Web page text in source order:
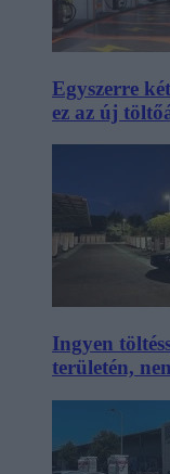
Egyszerre
ez az új
Ingyen
területén,